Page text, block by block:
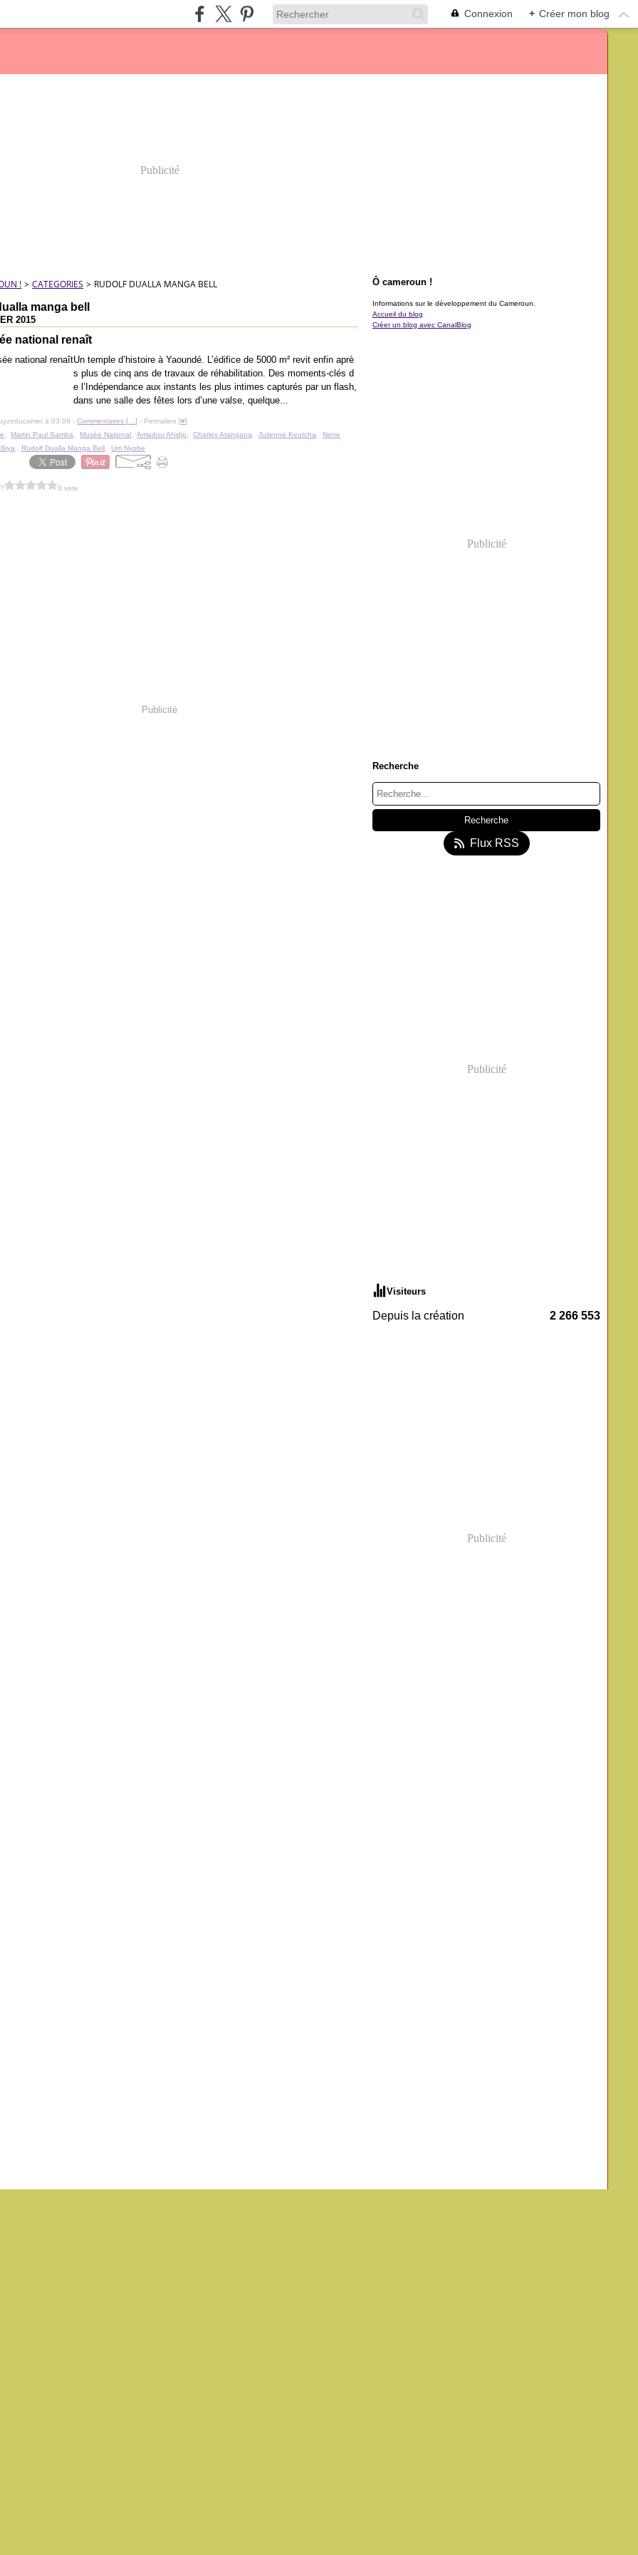
Connexion + Créer mon blog
Publicité
! > CATEGORIES > RUDOLF DUALLA MANGA BELL
manga bell
2015
national renaît
Un temple d’histoire à Yaoundé. L’édifice de 5000 m² revit enfin aprè
s plus de cinq ans de travaux de réhabilitation. Des moments-clés d
e l’Indépendance aux instants les plus intimes capturés par un flash,
dans une salle des fêtes lors d’une valse, quelque...
à 03:09 -Commentaires [ …] - Permalien [#]
Martin Paul Samba Musée National ,Amadou Ahidjo ,Charles Atangana ,Julienne Keutcha
Nene
Rudolf Dualla Manga Bell ,Um Nyobe
0 vote
Publicité
Ô cameroun !
Informations sur le développement du Cameroun.
Accueil du blog
Créer un blog avec CanalBlog
Publicité
Recherche
Flux RSS
Publicité
Visiteurs
Depuis la création 2 266 553
Publicité